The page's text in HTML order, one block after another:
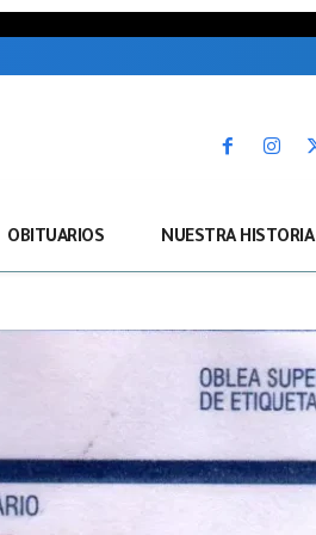
OBITUARIOS NUESTRA HISTORIA